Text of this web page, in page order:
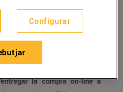
les mesures de salut i
treballadors amb
Configurar